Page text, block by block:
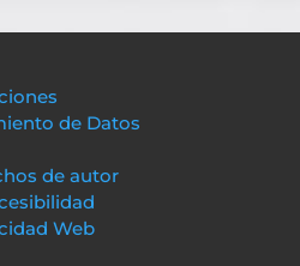
de Datos
de autor
Web